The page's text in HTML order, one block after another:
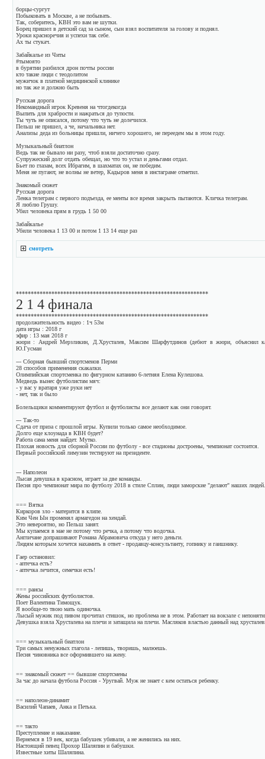
борцы-сургут
Побыковать в Москве, а не побывать.
Так, соберитесь, КВН это вам не шутки.
Борец пришел в детский сад за сыном, сын взял воспитателя за голову и поднял.
Уроки красноречия и успехи так себе.
Ах ты стукач.
Забайкалье из Читы
#тымоято
в бурятии разбился дрон почты россии
кто такие люди с теодолитом
мужичок в платной медицинской клинике
но так же и должно быть
Русская дорога
Некомандный игрок Кревеня на чтогдекогда
Выпить для храбрости и нажраться до тупости.
Ты чуть не описался, потому что чуть не долечился.
Пельш не пришел, а че, начальника нет.
Анализы деда из больницы пришли, ничего хорошего, не переедем мы в этом году.
Музыкальный биатлон
Ведь так не бывало ни разу, чтоб взяли достаточно сразу.
Супружеский долг отдать обещал, но что то устал и деньгами отдал.
Бьет по глазам, всех Ибрагим, в шахматах он, не победим.
Меня не пугают, не волны не ветер, Кадыров меня в инстаграме отметил.
Знакомый сюжет
Русская дорога
Ленка телеграм с первого подъезда, ее менты все время закрыть пытаются. Кличка телеграм.
Я люблю Грушу.
Убил человека прям в грудь 1 50 00
Забайкалье
Убили человека 1 13 00 и потом 1 13 14 еще раз
смотреть
*****************************************************************
2 1 4 финала
*****************************************************************
продолжительность видео : 1ч 53м
дата игры : 2018 г
эфир : 13 мая 2018 г
жюри : Андрей Мерзликин, Д.Хрусталев, Максим Шарфутдинов (дебют в жюри, объяснил
Ю.Гусман
--- Сборная бывший спортсменов Перми
28 способов применения скакалки.
Олимпийская спортсменка по фигурном катанию 6-летняя Елена Кулешова.
Медведь вынес футболистам мяч:
- у вас у вратаря уже руки нет
- нет, так и было
Болельщики комментируют футбол и футболисты все делают как они говорят.
--- Так-то
Сдача от приза с прошлой игры. Купили только самое необходимое.
Долго еще клоунада в КВН будет?
Работа сама меня найдет. Мутко.
Плохая новость для сборной России по футболу - все стадионы достроены, чемпионат состоится.
Первый российский лимузин тестируют на президенте.
--- Наполеон
Лысая девушка в красном, играет за две команды.
Песня про чемпионат мира по футболу 2018 в стиле Сплин, люди заморские "делают" наших людей.
=== Вятка
Киркоров зло - матерится в клипе.
Ким Чен Ын променял армагедон на хендай.
Это невероятно, но Пельш занят.
Мы купаемся в мае не потому что речка, а потому что водочка.
Англичане допрашивают Романа Абрамовича откуда у него деньги.
Людям которым хочется нахамить в ответ - продавцу-консультанту, гопнику и гаишнику.
Гаер остановил:
- аптечка есть?
- аптечка лечится, семечки есть!
=== раисы
Жены российских футболистов.
Поет Валентина Тимощук.
Я вообще-то твою мать одиночка.
Лысый мужик под пивом прочитал стишок, но проблема не в этом. Работает на вокзале с
Девушка взяла Хрусталева на плечи и затащила на плечи. Масляков властью данный над
=== музыкальный биатлон
Три самых ненужных глагола - лепишь, творишь, малюешь.
Песня чиновника все оформившего на жену.
== знакомый сюжет == бывшие спортсмены
За час до начала футбола Россия - Уругвай. Муж не знает с кем остаться ребенку.
== наполеон-динамит
Василий Чапаев, Анка и Петька.
== такто
Преступление и наказание.
Вернемся в 19 век, когда бабушек убивали, а не женились на них.
Настоящий певец Прохор Шаляпин и бабушки.
Известные хиты Шаляпина.